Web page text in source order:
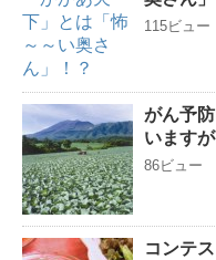
115ビュー
がん予
いますが
86ビュー
コンテ